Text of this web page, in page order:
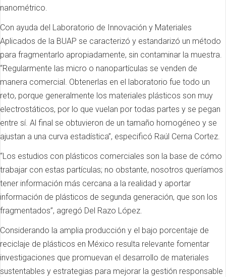
nanométrico.
Con ayuda del Laboratorio de Innovación y Materiales
Aplicados de la BUAP se caracterizó y estandarizó un método
para fragmentarlo apropiadamente, sin contaminar la muestra.
“Regularmente las micro o nanopartículas se venden de
manera comercial. Obtenerlas en el laboratorio fue todo un
reto, porque generalmente los materiales plásticos son muy
electrostáticos, por lo que vuelan por todas partes y se pegan
entre sí. Al final se obtuvieron de un tamaño homogéneo y se
ajustan a una curva estadística”, especificó Raúl Cerna Cortez.
“Los estudios con plásticos comerciales son la base de cómo
trabajar con estas partículas; no obstante, nosotros queríamos
tener información más cercana a la realidad y aportar
información de plásticos de segunda generación, que son los
fragmentados”, agregó Del Razo López.
Considerando la amplia producción y el bajo porcentaje de
reciclaje de plásticos en México resulta relevante fomentar
investigaciones que promuevan el desarrollo de materiales
sustentables y estrategias para mejorar la gestión responsable